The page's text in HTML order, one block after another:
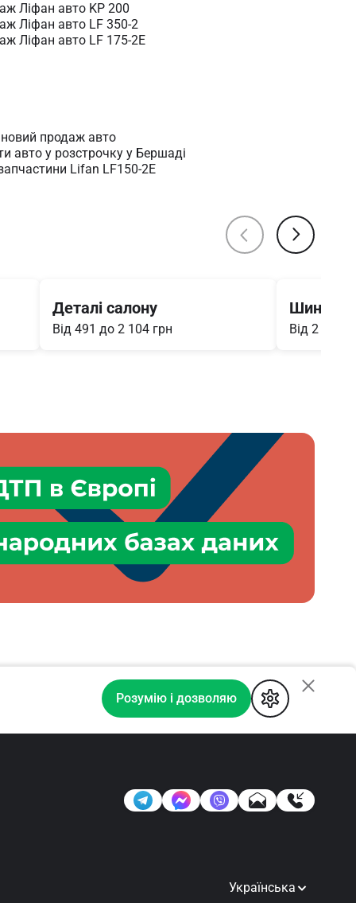
Ліфан авто KP 200
Ліфан авто LF 350-2
Ліфан авто LF 175-2E
продаж авто
авто у розстрочку у Бершаді
Lifan LF150-2E
Деталі салону
Від 491 до 2 104 грн
Шини
Від 2 776
Розумію і дозволяю
Українська